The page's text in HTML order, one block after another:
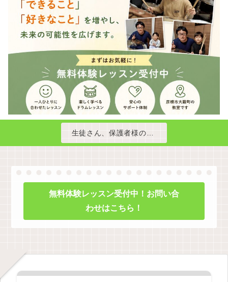
無料体験レッスン受付中！お問い合
わせはこちら！